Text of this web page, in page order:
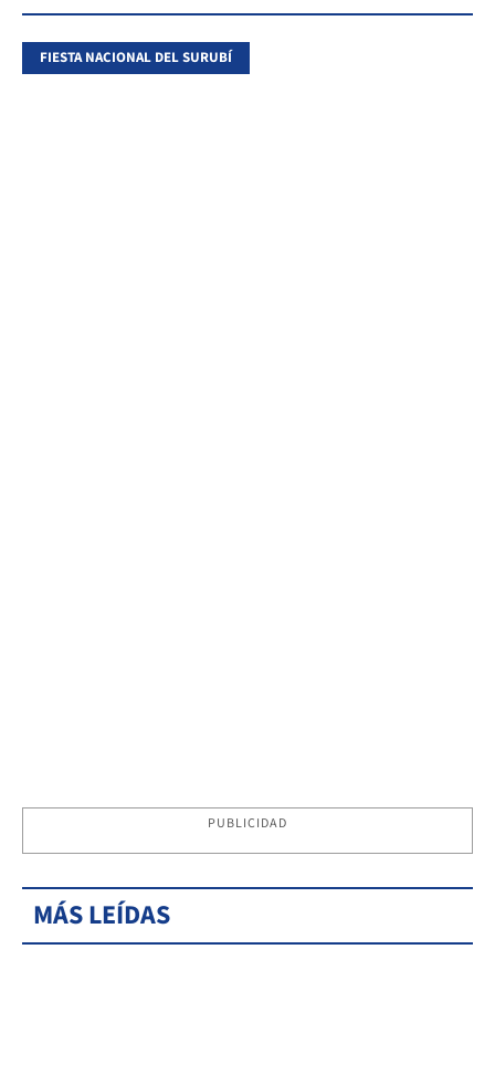
FIESTA NACIONAL DEL SURUBÍ
PUBLICIDAD
MÁS LEÍDAS